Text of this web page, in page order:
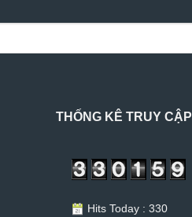
THỐNG KÊ TRUY CẬP
Hits Today : 330